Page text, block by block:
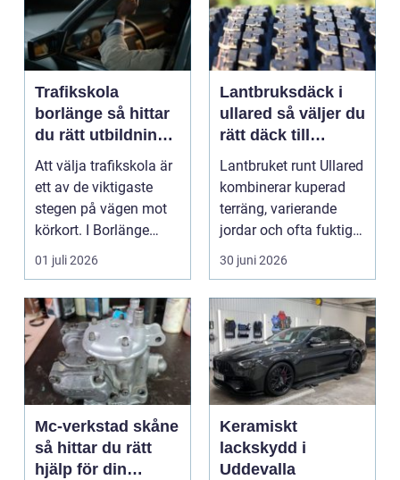
Trafikskola
borlänge så hittar
du rätt utbildning
till körkortet
Att välja trafikskola är
ett av de viktigaste
stegen på vägen mot
körkort. I Borlänge
finns flera al...
01 juli 2026
Lantbruksdäck i
ullared så väljer du
rätt däck till
gårdens maskiner
Lantbruket runt Ullared
kombinerar kuperad
terräng, varierande
jordar och ofta fuktigt
väder. Valet ...
30 juni 2026
Mc-verkstad skåne
så hittar du rätt
hjälp för din
Keramiskt
lackskydd i
Uddevalla